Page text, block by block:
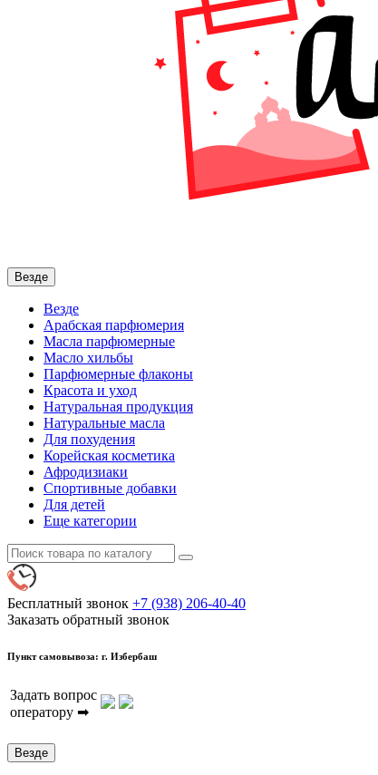
Везде
Везде
Арабская парфюмерия
Масла парфюмерные
Масло хильбы
Парфюмерные флаконы
Красота и уход
Натуральная продукция
Натуральные масла
Для похудения
Корейская косметика
Афродизиаки
Спортивные добавки
Для детей
Еще категории
Бесплатный звонок +7 (938) 206-40-40
Заказать обратный звонок
Пункт самовывоза: г. Избербаш
Задать вопрос
оператору ➡
Везде